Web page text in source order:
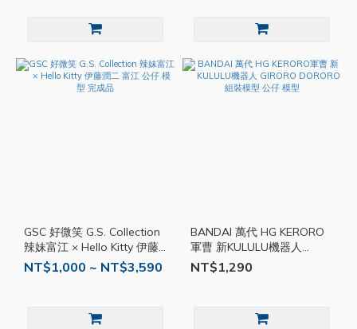
GSC 好微笑 G.S. Collection
辣妹富江 × Hello Kitty 伊藤
潤二 富江 公仔 模型 完成品
NT$1,000 ~ NT$3,590
BANDAI 萬代 HG KERORO
軍曹 新KULULU機器人
GIRORO DORORO 組裝模型
公仔 模型
NT$1,290